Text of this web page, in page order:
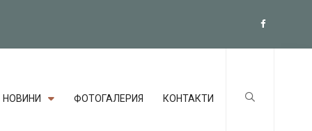
НОВИНИ ФОТОГАЛЕРИЯ КОНТАКТИ